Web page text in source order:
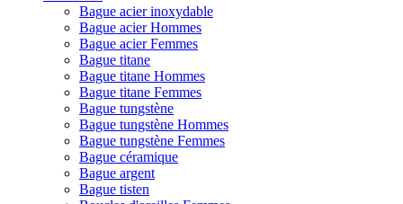
Bague acier inoxydable
Bague acier Hommes
Bague acier Femmes
Bague titane
Bague titane Hommes
Bague titane Femmes
Bague tungstène
Bague tungstène Hommes
Bague tungstène Femmes
Bague céramique
Bague argent
Bague tisten